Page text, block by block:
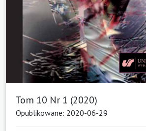
Tom 10 Nr 1 (2020)
Opublikowane: 2020-06-29